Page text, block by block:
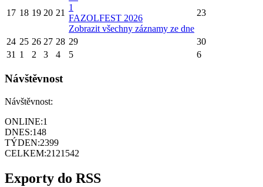
17 18 19 20 21
1
FAZOLFEST 2026
Zobrazit všechny záznamy ze dne
23
24 25 26 27 28 29
30
31 1 2 3 4 5 6
Návštěvnost
Návštěvnost:
ONLINE:1
DNES:148
TÝDEN:2399
CELKEM:2121542
Exporty do RSS